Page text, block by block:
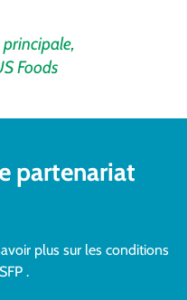
Foods
partenariat
plus sur les conditions
.